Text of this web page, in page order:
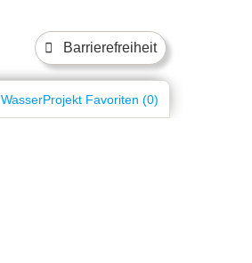
Barrierefreiheit
WasserProjekt Favoriten (0)